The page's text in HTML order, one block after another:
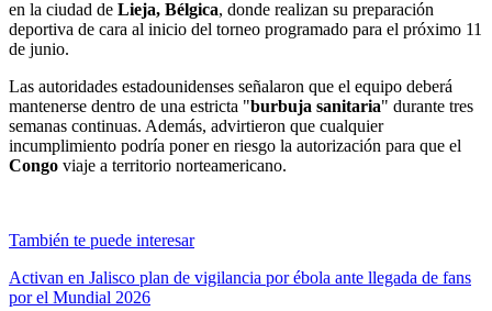
en la ciudad de Lieja, Bélgica, donde realizan su preparación
deportiva de cara al inicio del torneo programado para el próximo 11
de junio.
Las autoridades estadounidenses señalaron que el equipo deberá
mantenerse dentro de una estricta "burbuja sanitaria" durante tres
semanas continuas. Además, advirtieron que cualquier
incumplimiento podría poner en riesgo la autorización para que el
Congo viaje a territorio norteamericano.
También te puede interesar
Activan en Jalisco plan de vigilancia por ébola ante llegada de fans
por el Mundial 2026